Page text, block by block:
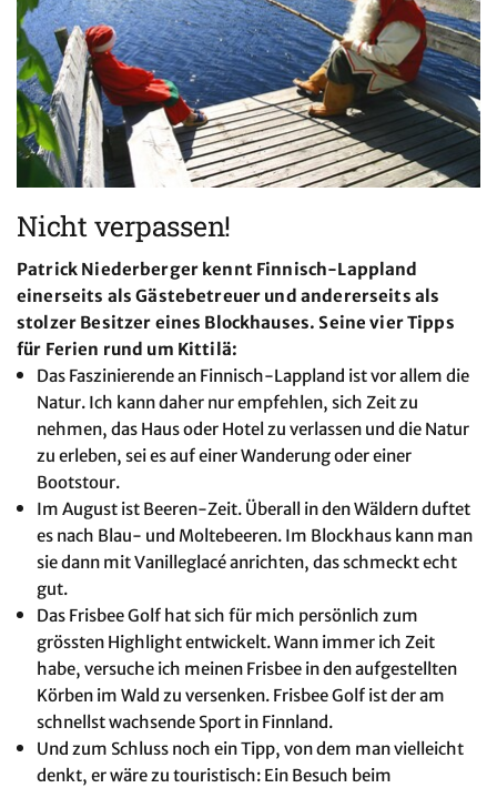
Nicht verpassen!
Patrick Niederberger kennt Finnisch-Lappland
einerseits als Gästebetreuer und andererseits als
stolzer Besitzer eines Blockhauses. Seine vier Tipps
für Ferien rund um Kittilä:
Das Faszinierende an Finnisch-Lappland ist vor allem die
Natur. Ich kann daher nur empfehlen, sich Zeit zu
nehmen, das Haus oder Hotel zu verlassen und die Natur
zu erleben, sei es auf einer Wanderung oder einer
Bootstour.
Im August ist Beeren-Zeit. Überall in den Wäldern duftet
es nach Blau- und Moltebeeren. Im Blockhaus kann man
sie dann mit Vanilleglacé anrichten, das schmeckt echt
gut.
Das Frisbee Golf hat sich für mich persönlich zum
grössten Highlight entwickelt. Wann immer ich Zeit
habe, versuche ich meinen Frisbee in den aufgestellten
Körben im Wald zu versenken. Frisbee Golf ist der am
schnellst wachsende Sport in Finnland.
Und zum Schluss noch ein Tipp, von dem man vielleicht
denkt, er wäre zu touristisch: Ein Besuch beim